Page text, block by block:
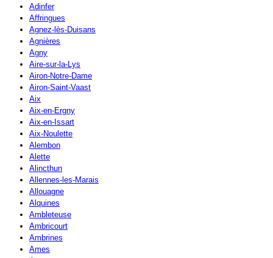
Adinfer
Affringues
Agnez-lès-Duisans
Agnières
Agny
Aire-sur-la-Lys
Airon-Notre-Dame
Airon-Saint-Vaast
Aix
Aix-en-Ergny
Aix-en-Issart
Aix-Noulette
Alembon
Alette
Alincthun
Allennes-les-Marais
Allouagne
Alquines
Ambleteuse
Ambricourt
Ambrines
Ames